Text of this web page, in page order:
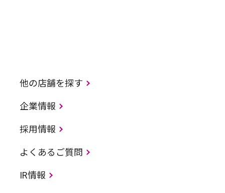
他の店舗を探す
企業情報
採用情報
よくあるご質問
IR情報